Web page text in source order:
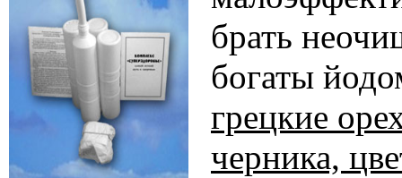
брать
богаты
грецкие
черника,